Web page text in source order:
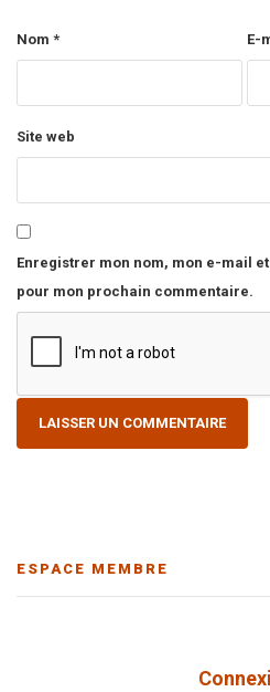
Nom * E-
Site web
Enregistrer mon nom, mon e-mail
pour mon prochain commentaire.
ESPACE MEMBRE